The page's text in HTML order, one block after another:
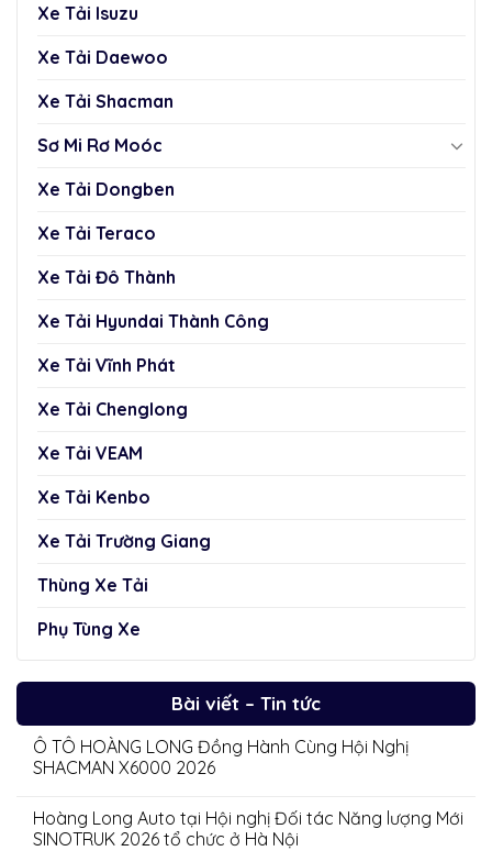
Xe Tải Isuzu
Xe Tải Daewoo
Xe Tải Shacman
Sơ Mi Rơ Moóc
Xe Tải Dongben
Xe Tải Teraco
Xe Tải Đô Thành
Xe Tải Hyundai Thành Công
Xe Tải Vĩnh Phát
Xe Tải Chenglong
Xe Tải VEAM
Xe Tải Kenbo
Xe Tải Trường Giang
Thùng Xe Tải
Phụ Tùng Xe
Bài viết – Tin tức
Ô TÔ HOÀNG LONG Đồng Hành Cùng Hội Nghị
SHACMAN X6000 2026
Hoàng Long Auto tại Hội nghị Đối tác Năng lượng Mới
SINOTRUK 2026 tổ chức ở Hà Nội